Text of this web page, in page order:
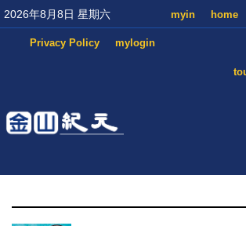
2026年8月8日 星期六 home
myin
mylogin
Privacy Policy